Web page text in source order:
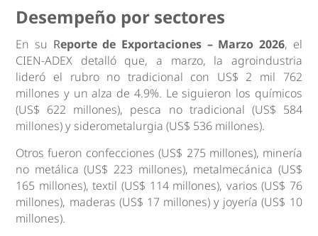
Desempeño por sectores
En su Reporte de Exportaciones – Marzo 2026, el
CIEN-ADEX detalló que, a marzo, la agroindustria
lideró el rubro no tradicional con US$ 2 mil 762
millones y un alza de 4.9%. Le siguieron los químicos
(US$ 622 millones), pesca no tradicional (US$ 584
millones) y siderometalurgia (US$ 536 millones).
Otros fueron confecciones (US$ 275 millones), minería
no metálica (US$ 223 millones), metalmecánica (US$
165 millones), textil (US$ 114 millones), varios (US$ 76
millones), maderas (US$ 17 millones) y joyería (US$ 10
millones).